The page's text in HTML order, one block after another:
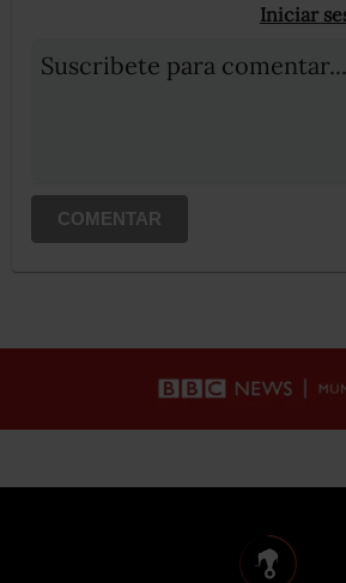
Iniciar
Suscribete para comentar...
COMENTAR